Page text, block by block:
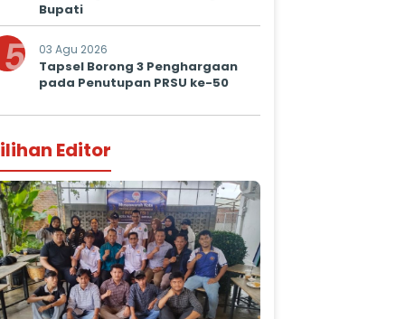
Bupati
5 03 Agu 2026
Tapsel Borong 3 Penghargaan
pada Penutupan PRSU ke-50
Editor